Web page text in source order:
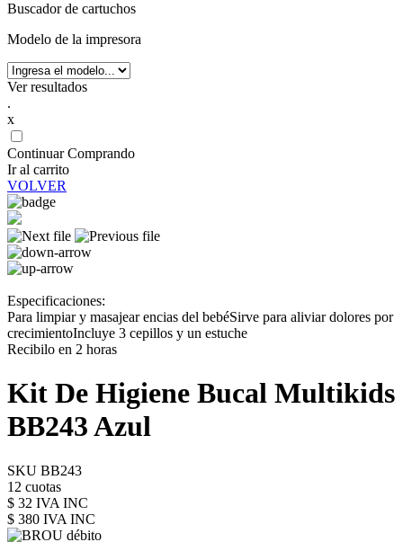
Buscador de cartuchos
Modelo de la impresora
Ver resultados
.
x
Continuar Comprando
Ir al carrito
VOLVER
Especificaciones:
Para limpiar y masajear encias del bebéSirve para aliviar dolores por
crecimientoIncluye 3 cepillos y un estuche
Recibilo en 2 horas
Kit De Higiene Bucal Multikids
BB243 Azul
SKU BB243
12 cuotas
$ 32 IVA INC
$ 380 IVA INC